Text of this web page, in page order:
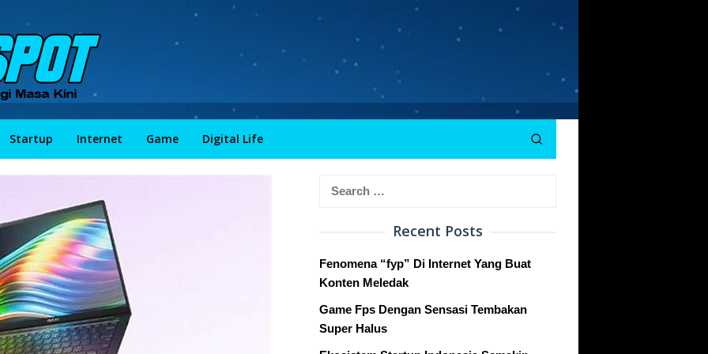
Startup Internet Game Digital Life
Recent Posts
Fenomena “fyp” Di Internet Yang Buat
Konten Meledak
Game Fps Dengan Sensasi Tembakan
Super Halus